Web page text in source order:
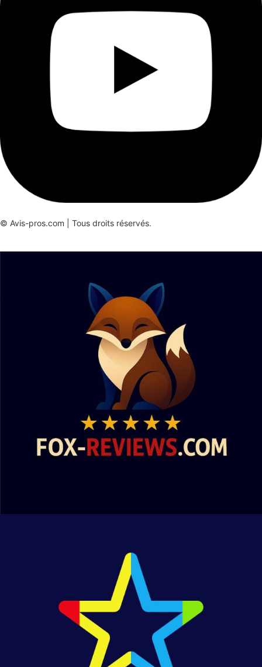
© Avis-pros.com | Tous droits réservés.